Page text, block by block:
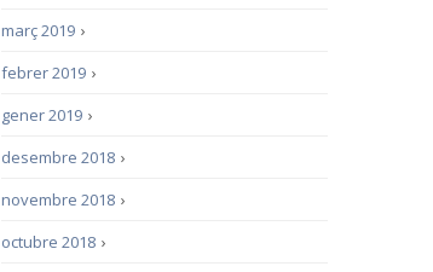
›
març 2019
›
febrer 2019
›
gener 2019
›
desembre 2018
›
novembre 2018
›
octubre 2018